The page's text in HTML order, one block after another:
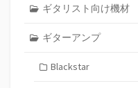
ギタリスト向け機材
ギターアンプ
Blackstar